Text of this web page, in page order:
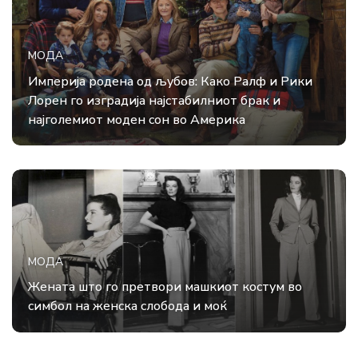
МОДА
Империја родена од љубов: Како Ралф и Рики
Лорен го изградија најстабилниот брак и
најголемиот моден сон во Америка
МОДА
Жената што го претвори машкиот костум во
симбол на женска слобода и моќ